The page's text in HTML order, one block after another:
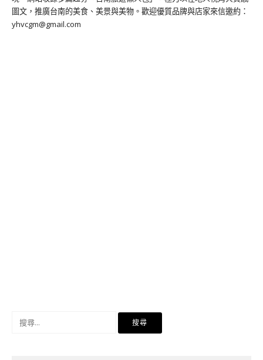
圖文，推廣台南的美食、美景與美物。歡迎優質品牌與店家來信邀約：
yhvcgm@gmail.com